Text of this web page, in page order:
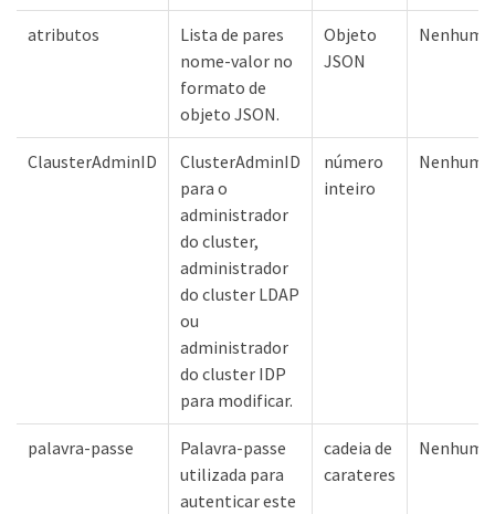
atributos
Lista de pares
nome-valor no
formato de
objeto JSON.
Objeto
JSON
Nenhum
ClausterAdminID
ClusterAdminID
para o
administrador
do cluster,
administrador
do cluster LDAP
ou
administrador
do cluster IDP
para modificar.
número
inteiro
Nenhum
palavra-passe
Palavra-passe
utilizada para
autenticar este
cadeia de
carateres
Nenhum